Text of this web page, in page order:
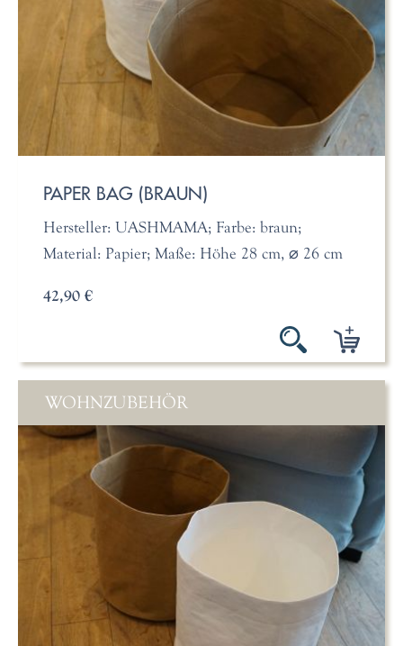
PAPER BAG (BRAUN)
Hersteller: UASHMAMA; Farbe: braun;
Material: Papier; Maße: Höhe 28 cm, ⌀ 26 cm
42,90 €
WOHNZUBEHÖR